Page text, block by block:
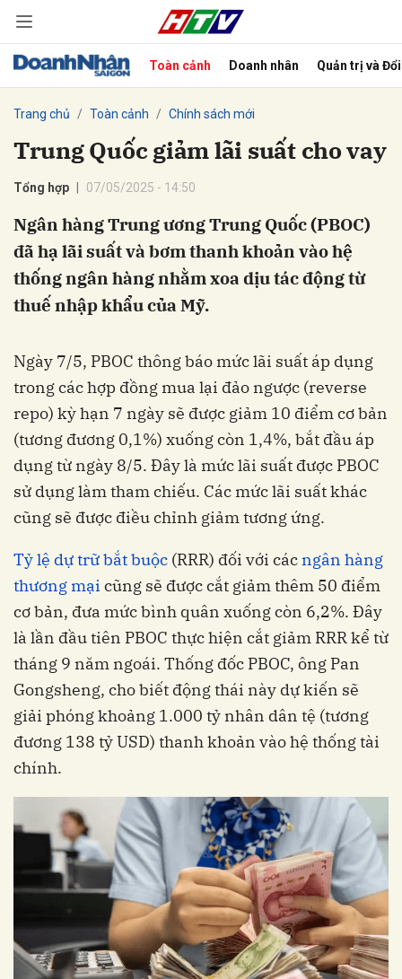
Toàn cảnh Doanh nhân Quản trị và
Trang chủ Toàn cảnh Chính sách mới
Trung Quốc giảm lãi suất cho vay
Tổng hợp 07/05/2025 - 14:50
Ngân hàng Trung ương Trung Quốc (PBOC)
đã hạ lãi suất và bơm thanh khoản vào hệ
thống ngân hàng nhằm xoa dịu tác động từ
thuế nhập khẩu của Mỹ.
Ngày 7/5, PBOC thông báo mức lãi suất áp dụng
trong các hợp đồng mua lại đảo ngược (reverse
repo) kỳ hạn 7 ngày sẽ được giảm 10 điểm cơ bản
(tương đương 0,1%) xuống còn 1,4%, bắt đầu áp
dụng từ ngày 8/5. Đây là mức lãi suất được PBOC
sử dụng làm tham chiếu. Các mức lãi suất khác
cũng sẽ được điều chỉnh giảm tương ứng.
Tỷ lệ dự trữ bắt buộc (RRR) đối với cácngân hàng
thương mại cũng sẽ được cắt giảm thêm 50 điểm
cơ bản, đưa mức bình quân xuống còn 6,2%. Đây
là lần đầu tiên PBOC thực hiện cắt giảm RRR kể từ
tháng 9 năm ngoái. Thống đốc PBOC, ông Pan
Gongsheng, cho biết động thái này dự kiến sẽ
giải phóng khoảng 1.000 tỷ nhân dân tệ (tương
đương 138 tỷ USD) thanh khoản vào hệ thống tài
chính.